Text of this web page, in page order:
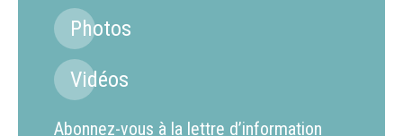
Photos
Vidéos
Abonnez-vous à la lettre d’information